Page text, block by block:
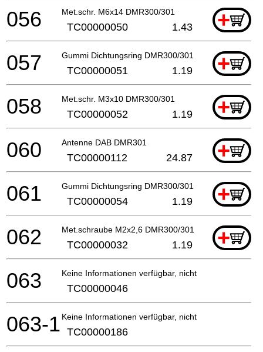
Met.schr. M6x14 DMR300/301 +
056 TC00000050 1.43
Gummi Dichtungsring DMR300/301 +
057 TC00000051 1.19
Met.schr. M3x10 DMR300/301 +
058 TC00000052 1.19
Antenne DAB DMR301 +
060 TC00000112 24.87
Gummi Dichtungsring DMR300/301 +
061 TC00000054 1.19
Met.schraube M2x2,6 DMR300/301 +
062 TC00000032 1.19
Keine Informationen verfügbar, nicht bestellbar
063 TC00000046
Keine Informationen verfügbar, nicht bestellbar
063-1 TC00000186